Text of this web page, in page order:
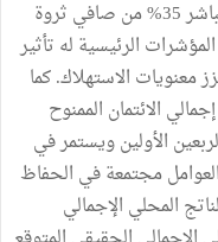
تمثل الأسهم المملوكة بشكل مباشر وغير مباشر 35% من صافي ثروة
السنوي بنسبة 14% في المؤشرات الرئيسية له تأثير
معنويات الاستهلاك. كما
الائتمان الممنوح
في الربعين الأولين ويستمر في
مجتمعة في الحفاظ
المحلي الإجمالي